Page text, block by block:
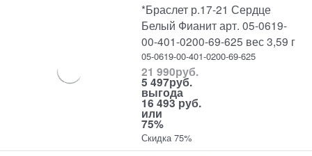
*Браслет р.17-21 Сердце
Белый Фианит арт. 05-0619-
00-401-0200-69-625 вес 3,59 г
05-0619-00-401-0200-69-625
21 990руб.
5 497руб.
выгода
16 493 руб.
или
75%
Скидка 75%